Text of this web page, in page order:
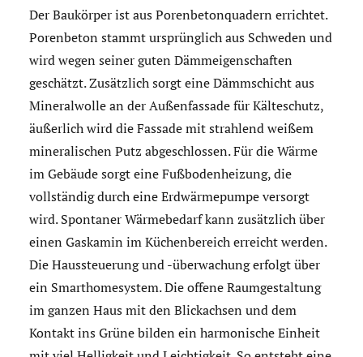
Der Baukörper ist aus Porenbetonquadern errichtet.
Porenbeton stammt ursprünglich aus Schweden und
wird wegen seiner guten Dämmeigenschaften
geschätzt. Zusätzlich sorgt eine Dämmschicht aus
Mineralwolle an der Außenfassade für Kälteschutz,
äußerlich wird die Fassade mit strahlend weißem
mineralischen Putz abgeschlossen. Für die Wärme
im Gebäude sorgt eine Fußbodenheizung, die
vollständig durch eine Erdwärmepumpe versorgt
wird. Spontaner Wärmebedarf kann zusätzlich über
einen Gaskamin im Küchenbereich erreicht werden.
Die Haussteuerung und -überwachung erfolgt über
ein Smarthomesystem. Die offene Raumgestaltung
im ganzen Haus mit den Blickachsen und dem
Kontakt ins Grüne bilden ein harmonische Einheit